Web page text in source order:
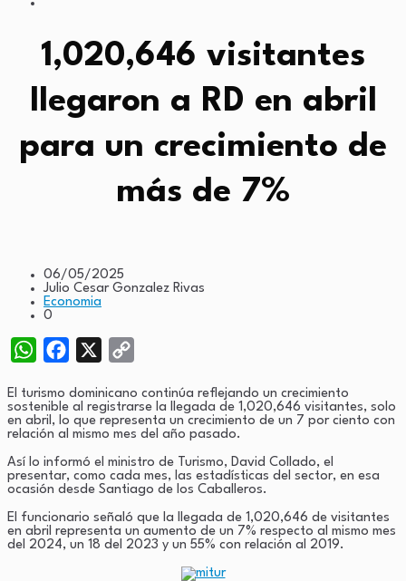
1,020,646 visitantes
llegaron a RD en abril
para un crecimiento de
más de 7%
06/05/2025
Julio Cesar Gonzalez Rivas
Economia
0
WhatsAppFacebook
El turismo dominicano continúa reflejando un crecimiento
sostenible al registrarse la llegada de 1,020,646 visitantes, solo
en abril, lo que representa un crecimiento de un 7 por ciento con
relación al mismo mes del año pasado.
Así lo informó el ministro de Turismo, David Collado, el
presentar, como cada mes, las estadísticas del sector, en esa
ocasión desde Santiago de los Caballeros.
El funcionario señaló que la llegada de 1,020,646 de visitantes
en abril representa un aumento de un 7% respecto al mismo mes
del 2024, un 18 del 2023 y un 55% con relación al 2019.